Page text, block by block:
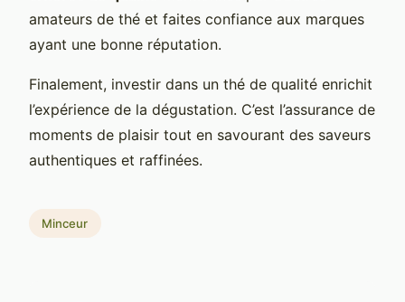
amateurs de thé et faites confiance aux marques
ayant une bonne réputation.
Finalement, investir dans un thé de qualité enrichit
l’expérience de la dégustation. C’est l’assurance de
moments de plaisir tout en savourant des saveurs
authentiques et raffinées.
Minceur